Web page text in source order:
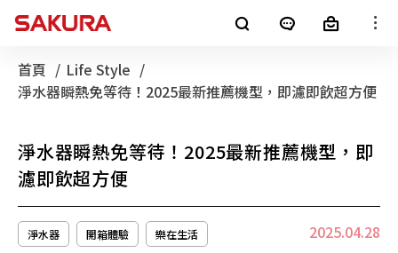
廚房電器 淨水器
熱水器
整體廚房 全屋裝修
銷售通路
客戶服務
最新消息
首頁
Life Style
目前頁面：
淨水器瞬熱免等待！2025最新推薦機型，即濾即飲超方便
淨水器瞬熱免等待！2025最新推薦機型，即
濾即飲超方便
淨水器 開箱體驗 樂在生活 2025.04.28